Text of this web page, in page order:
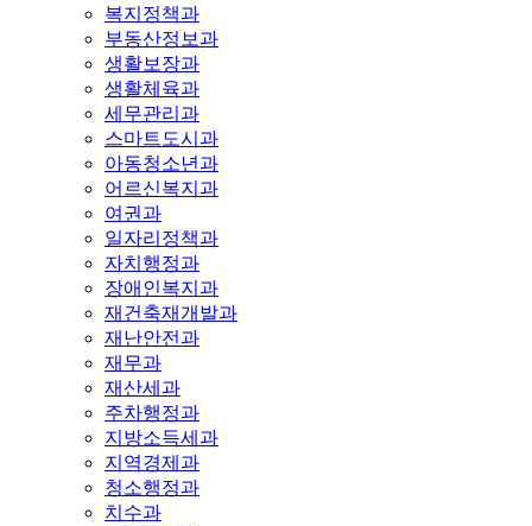
복지정책과
부동산정보과
생활보장과
생활체육과
세무관리과
스마트도시과
아동청소년과
어르신복지과
여권과
일자리정책과
자치행정과
장애인복지과
재건축재개발과
재난안전과
재무과
재산세과
주차행정과
지방소득세과
지역경제과
청소행정과
치수과